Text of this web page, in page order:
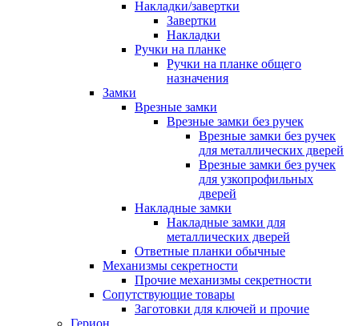
Накладки/завертки
Завертки
Накладки
Ручки на планке
Ручки на планке общего
назначения
Замки
Врезные замки
Врезные замки без ручек
Врезные замки без ручек
для металлических дверей
Врезные замки без ручек
для узкопрофильных
дверей
Накладные замки
Накладные замки для
металлических дверей
Ответные планки обычные
Механизмы секретности
Прочие механизмы секретности
Сопутствующие товары
Заготовки для ключей и прочие